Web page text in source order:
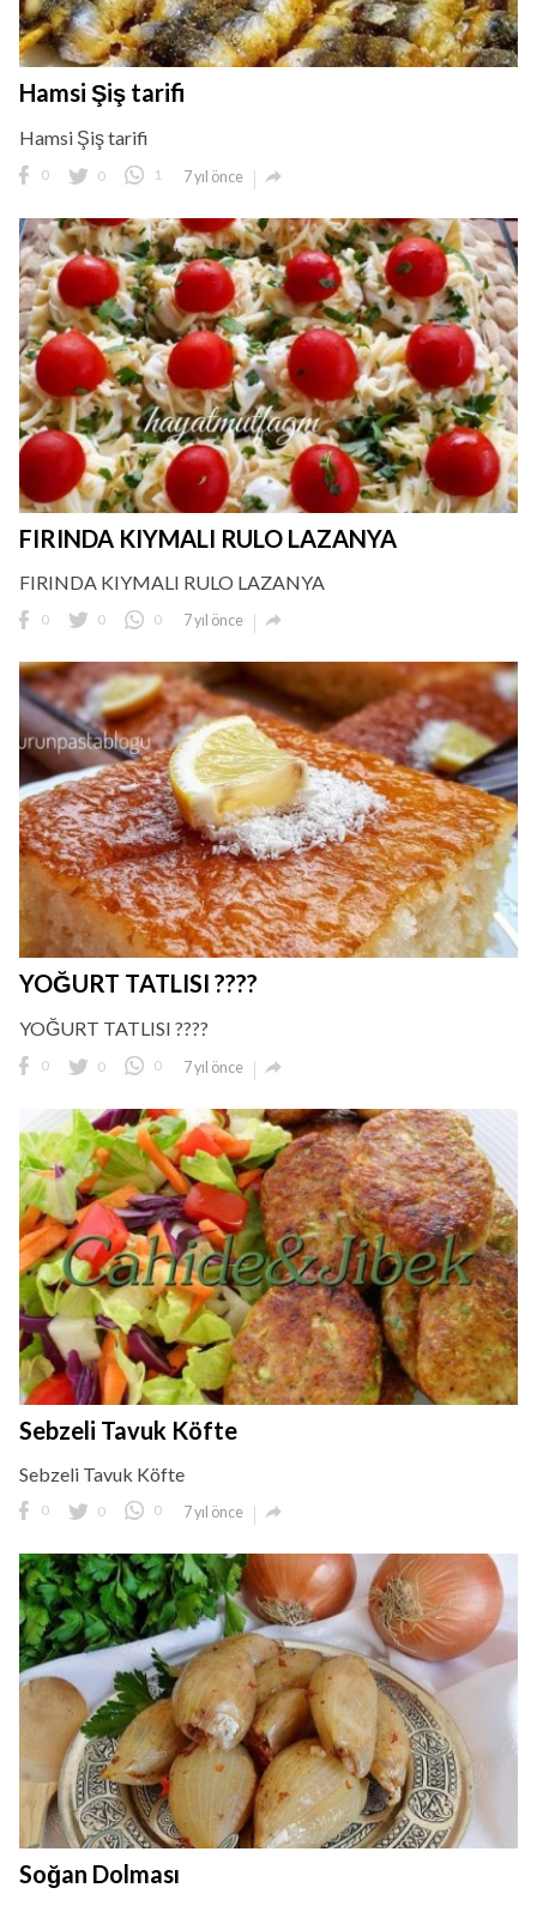
Hamsi Şiş tarifi
Hamsi Şiş tarifi
0 0 1 7 yıl önce 
FIRINDA KIYMALI RULO LAZANYA
FIRINDA KIYMALI RULO LAZANYA
0 0 0 7 yıl önce 
YOĞURT TATLISI ????
YOĞURT TATLISI ????
0 0 0 7 yıl önce 
Sebzeli Tavuk Köfte
Sebzeli Tavuk Köfte
0 0 0 7 yıl önce 
Soğan Dolması